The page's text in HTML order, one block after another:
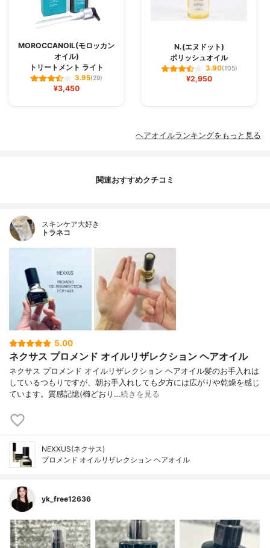
MOROCCANOIL(モロッカン
オイル)
トリートメント ライト
3.95(29)
¥3,450
N.(エヌドット)
ポリッシュオイル
3.90(105)
¥2,950
ヘアオイルランキングをもっと見る
関連おすすめクチコミ
スキンケア大好き
トラネコ
5.00
ネクサス プロメンド オイルリザレクション ヘアオイル
ネクサス プロメンド オイルリザレクション ヘアオイル髪のお手入れは
しているつもりですが、朝お手入れしても夕方には広がりや乾燥を感じ
ています。質感記憶(櫛どおり…続きを見る
NEXXUS(ネクサス)
プロメンド オイルリザレクション ヘアオイル
yk_free12636